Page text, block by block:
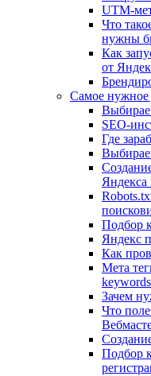
UTM-
Что
нужны
Как
от
Самое нужное
SEO-
Где
Яндекса
Подбор
Яндекс
Как
Мета
keywords
Зачем
Что
Подбор